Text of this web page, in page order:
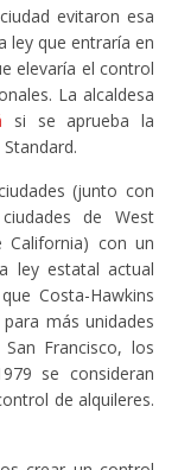
evitaron esa
ley que entraría en
elevaría el control
La alcaldesa
si se aprueba la
(junto con
de West
con un
ley estatal actual
Costa-Hawkins
más unidades
Francisco, los
se consideran
de alquileres.